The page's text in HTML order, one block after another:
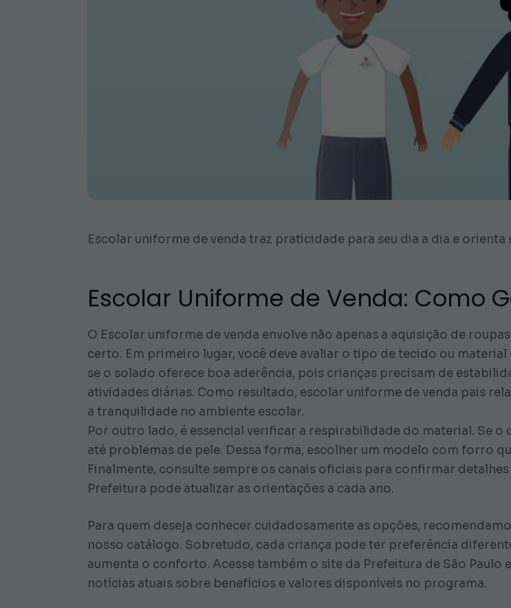
Escolar uniforme de venda traz praticidade para seu dia a dia e
Escolar Uniforme de Venda: Como
O Escolar uniforme de venda envolve não apenas a aquisição de
certo. Em primeiro lugar, você deve avaliar o tipo de tecido ou
se o solado oferece boa aderência, pois crianças precisam de
atividades diárias. Como resultado, escolar uniforme de venda pais
a tranquilidade no ambiente escolar.
Por outro lado, é essencial verificar a respirabilidade do material. Se o
até problemas de pele. Dessa forma, escolher um modelo com forro
Finalmente, consulte sempre os canais oficiais para confirmar
Prefeitura pode atualizar as orientações a cada ano.
Para quem deseja conhecer cuidadosamente as opções,
nosso catálogo. Sobretudo, cada criança pode ter preferência
aumenta o conforto. Acesse também o site da Prefeitura de São Paulo
notícias atuais sobre benefícios e valores disponíveis no programa.